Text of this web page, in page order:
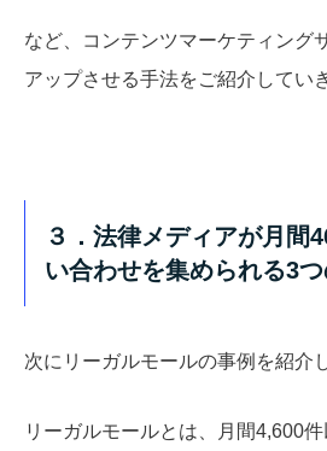
など、コンテンツマーケティング
アップさせる手法をご紹介してい
３．法律メディアが月間
い合わせを集められる3
次にリーガルモールの事例を紹介
リーガルモールとは、月間4,600